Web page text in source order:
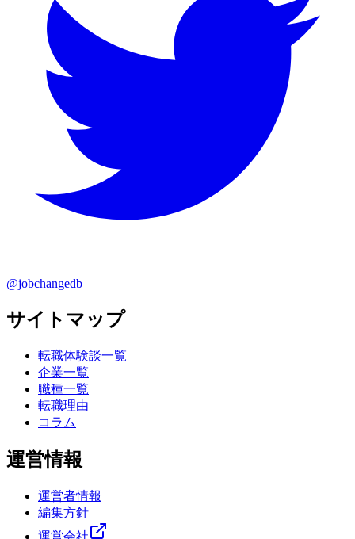
@jobchangedb
サイトマップ
転職体験談一覧
企業一覧
職種一覧
転職理由
コラム
運営情報
運営者情報
編集方針
運営会社